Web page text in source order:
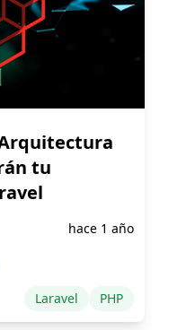
tu
hace 1 año
Laravel
PHP